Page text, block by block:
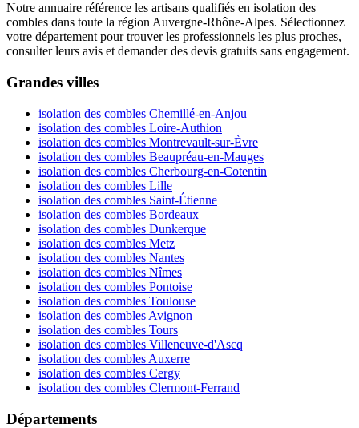
Notre annuaire référence les artisans qualifiés en isolation des
combles dans toute la région Auvergne-Rhône-Alpes. Sélectionnez
votre département pour trouver les professionnels les plus proches,
consulter leurs avis et demander des devis gratuits sans engagement.
Grandes villes
isolation des combles Chemillé-en-Anjou
isolation des combles Loire-Authion
isolation des combles Montrevault-sur-Èvre
isolation des combles Beaupréau-en-Mauges
isolation des combles Cherbourg-en-Cotentin
isolation des combles Lille
isolation des combles Saint-Étienne
isolation des combles Bordeaux
isolation des combles Dunkerque
isolation des combles Metz
isolation des combles Nantes
isolation des combles Nîmes
isolation des combles Pontoise
isolation des combles Toulouse
isolation des combles Avignon
isolation des combles Tours
isolation des combles Villeneuve-d'Ascq
isolation des combles Auxerre
isolation des combles Cergy
isolation des combles Clermont-Ferrand
Départements